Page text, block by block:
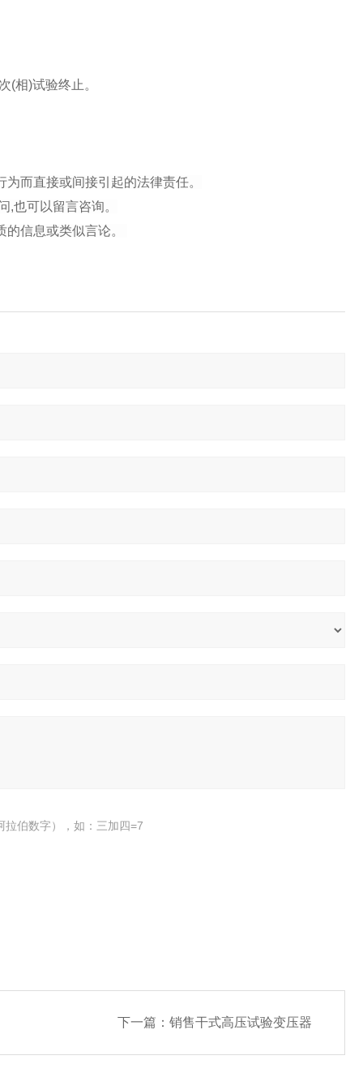
(相)试验终止。
而直接或间接引起的法律责任。
,也可以留言咨询。
信息或类似言论。
拉伯数字），如：三加四=7
下一篇： 销售干式高压试验变压器